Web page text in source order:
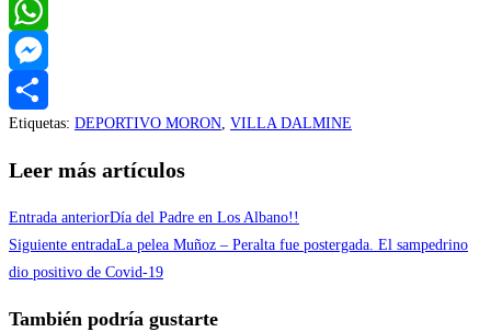
Twitter
WhatsApp
Messenger
Compartir
Etiquetas: DEPORTIVO MORON VILLA DALMINE
Leer más artículos
Entrada anteriorDía del Padre en Los Albano!!
Siguiente entradaLa pelea Muñoz – Peralta fue postergada. El sampedrino
dio positivo de Covid-19
También podría gustarte